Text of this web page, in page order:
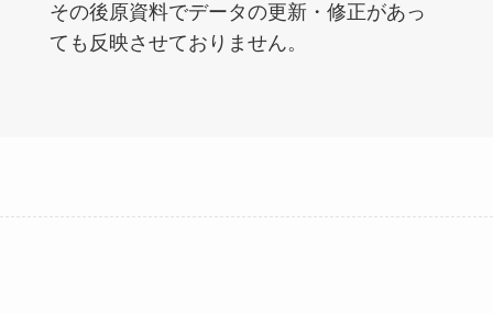
その後原資料でデータの更新・修正があっ
ても反映させておりません。